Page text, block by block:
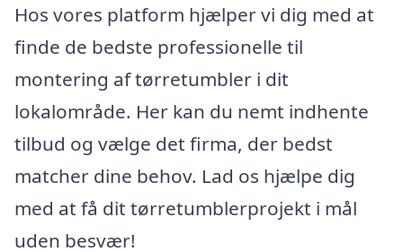
Hos vores platform hjælper vi dig med at
finde de bedste professionelle til
montering af tørretumbler i dit
lokalområde. Her kan du nemt indhente
tilbud og vælge det firma, der bedst
matcher dine behov. Lad os hjælpe dig
med at få dit tørretumblerprojekt i mål
uden besvær!